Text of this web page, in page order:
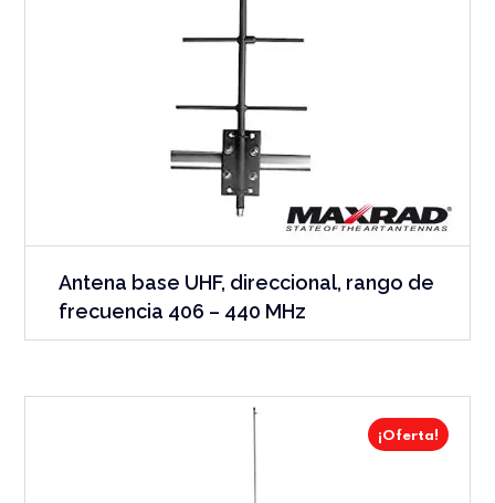
Antena base UHF, direccional, rango de
frecuencia 406 – 440 MHz
¡Oferta!